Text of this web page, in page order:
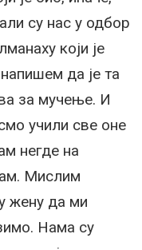
су нас у одбор
који је
да је та
за мучење. И
учили све оне
негде на
Мислим
жену да ми
Нама су